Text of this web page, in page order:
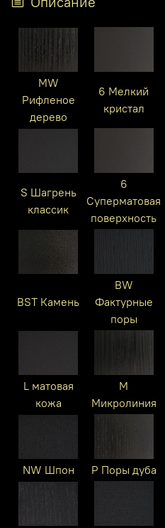
MW
Рифленое
дерево
6 Мелкий
кристал
S Шагрень
классик
6
Суперматовая
поверхность
BST Камень
BW
Фактурные
поры
L матовая
кожа
M
Микролиния
NW Шпон P Поры дуба